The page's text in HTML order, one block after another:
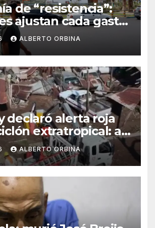
de “resistencia”:
ajustan cada gasto
tras cinco
guerra contra
e Israel
ALBERTO ORBINA
declaró alerta roja
extratropical: al
muerto
ALBERTO ORBINA